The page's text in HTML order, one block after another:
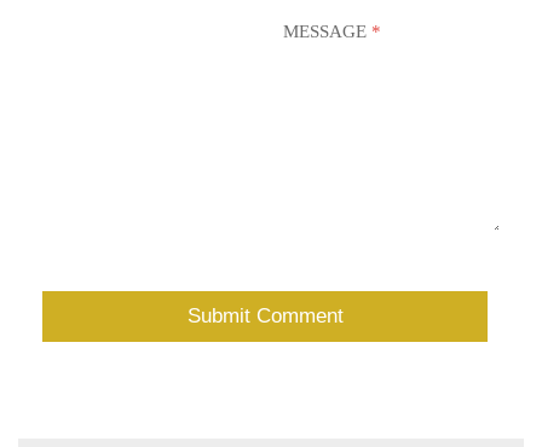
MESSAGE *